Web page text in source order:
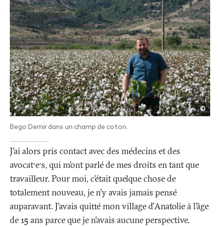
©
Bego Demir dans un champ de coton.
J’ai alors pris contact avec des médecins et des
avocat·e·s, qui m’ont parlé de mes droits en tant que
travailleur. Pour moi, c’était quelque chose de
totalement nouveau, je n’y avais jamais pensé
auparavant. J’avais quitté mon village d’Anatolie à l’âge
de 15 ans parce que je n’avais aucune perspective.